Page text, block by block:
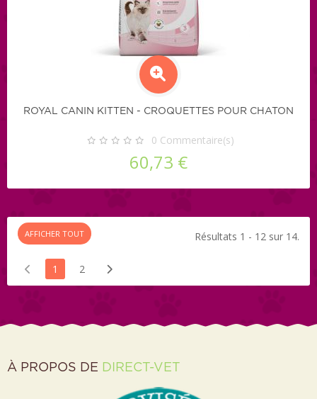
ROYAL CANIN KITTEN - CROQUETTES POUR CHATON
0 Commentaire(s)
60,73 €
AFFICHER TOUT
1 2
Résultats 1 - 12 sur 14.
À PROPOS DE DIRECT-VET